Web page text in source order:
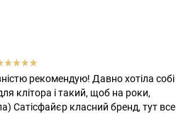
рекомендую! Давно хотіла собі
клітора і такий, щоб на роки,
Сатісфайєр класний бренд, тут все